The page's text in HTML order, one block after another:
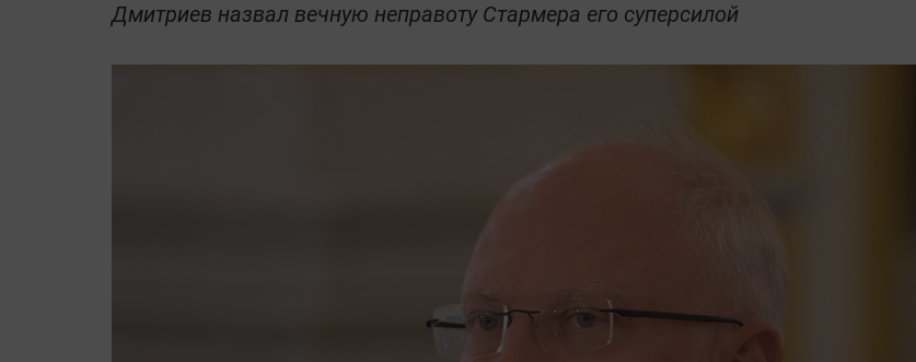
Дмитриев назвал вечную неправоту Стармера его суперсилой